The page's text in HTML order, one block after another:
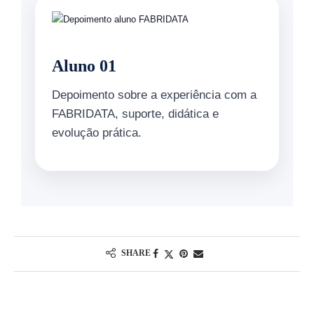
Aluno 01
Depoimento sobre a experiência com a
FABRIDATA, suporte, didática e
evolução prática.
SHARE